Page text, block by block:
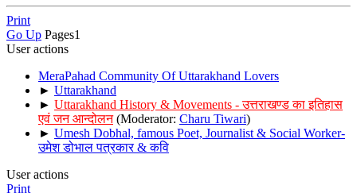
Print
Go Up Pages1
User actions
MeraPahad Community Of Uttarakhand Lovers
► Uttarakhand
► Uttarakhand History & Movements - उत्तराखण्ड का इतिहास
एवं जन आन्दोलन (Moderator: Charu Tiwari)
► Umesh Dobhal, famous Poet, Journalist & Social Worker-
उमेश डोभाल पत्रकार & कवि
User actions
Print